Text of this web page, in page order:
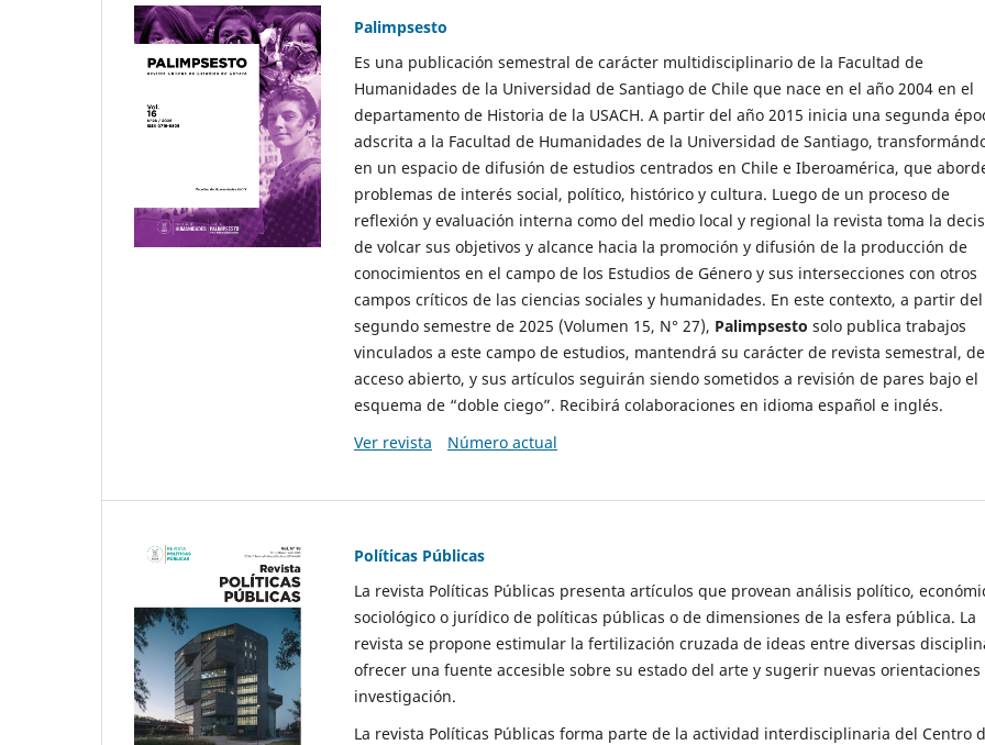
Palimpsesto
Es una publicación semestral de carácter multidisciplinario de la Facultad de
Humanidades de la Universidad de Santiago de Chile que nace en el año 2004 en el
departamento de Historia de la USACH. A partir del año 2015 inicia una segunda
adscrita a la Facultad de Humanidades de la Universidad de Santiago,
en un espacio de difusión de estudios centrados en Chile e Iberoamérica, que
problemas de interés social, político, histórico y cultura. Luego de un proceso de
reflexión y evaluación interna como del medio local y regional la revista toma la
de volcar sus objetivos y alcance hacia la promoción y difusión de la producción de
conocimientos en el campo de los Estudios de Género y sus intersecciones con otros
campos críticos de las ciencias sociales y humanidades. En este contexto, a partir del
segundo semestre de 2025 (Volumen 15, N° 27), Palimpsesto solo publica trabajos
vinculados a este campo de estudios, mantendrá su carácter de revista semestral, de
acceso abierto, y sus artículos seguirán siendo sometidos a revisión de pares bajo el
esquema de “doble ciego”. Recibirá colaboraciones en idioma español e inglés.
Ver revista
Número actual
Políticas Públicas
La revista Políticas Públicas presenta artículos que provean análisis político,
sociológico o jurídico de políticas públicas o de dimensiones de la esfera pública. La
revista se propone estimular la fertilización cruzada de ideas entre diversas
ofrecer una fuente accesible sobre su estado del arte y sugerir nuevas orientaciones
investigación.
La revista Políticas Públicas forma parte de la actividad interdisciplinaria del Centro